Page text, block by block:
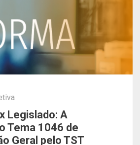
Legislado: A
Tema 1046 de
Geral pelo TST